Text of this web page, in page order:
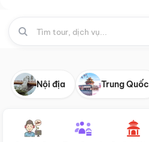
Nội địa Trung Quốc